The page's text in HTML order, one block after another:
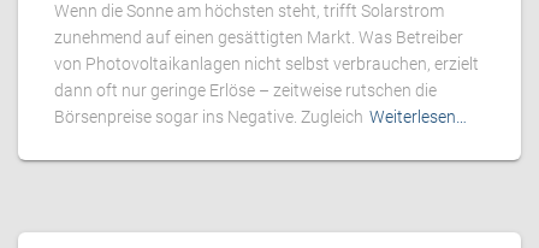
Wenn die Sonne am höchsten steht, trifft Solarstrom
zunehmend auf einen gesättigten Markt. Was Betreiber
von Photovoltaikanlagen nicht selbst verbrauchen, erzielt
dann oft nur geringe Erlöse – zeitweise rutschen die
Börsenpreise sogar ins Negative. Zugleich Weiterlesen…